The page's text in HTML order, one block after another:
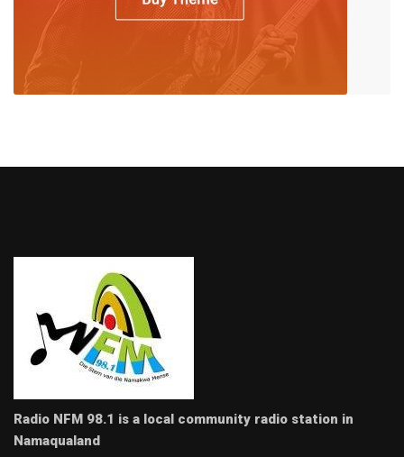
Radio NFM 98.1 is a local community radio station in
Namaqualand